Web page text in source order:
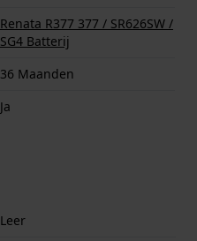
Renata R377 377 / SR626SW /
SG4 Batterij
36 Maanden
Ja
Leer